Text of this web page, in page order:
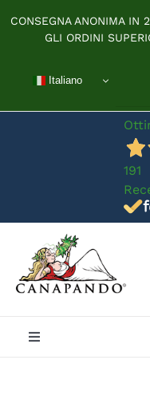
contenuto
CONSEGNA ANONIMA IN
GLI ORDINI
Italiano
191
Toggle